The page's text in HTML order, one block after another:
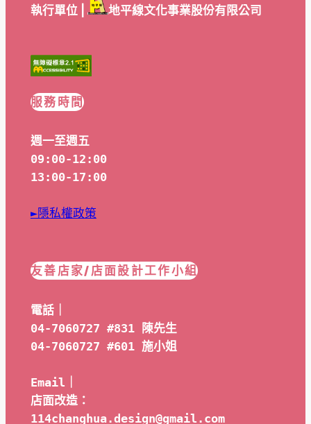
執行單位 | 地平線文化事業股份有限公司
服務時間
週一至週五
09:00-12:00
13:00-17:00
►隱私權政策
友善店家/店面設計工作小組
電話｜
04-7060727 #831 陳先生
04-7060727 #601 施小姐
Email｜
店面改造：
114changhua.design@gmail.com